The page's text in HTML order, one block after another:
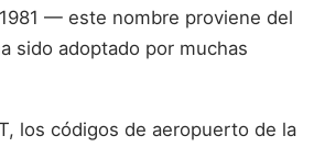
— este nombre proviene del
sido adoptado por muchas
los códigos de aeropuerto de la